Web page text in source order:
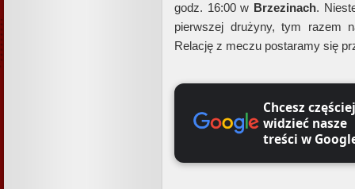
godz. 16:00 w Brzezinach.
pierwszej drużyny, tym razem
Relację z meczu postaramy się
Chcesz częściej
widzieć nasze
treści w